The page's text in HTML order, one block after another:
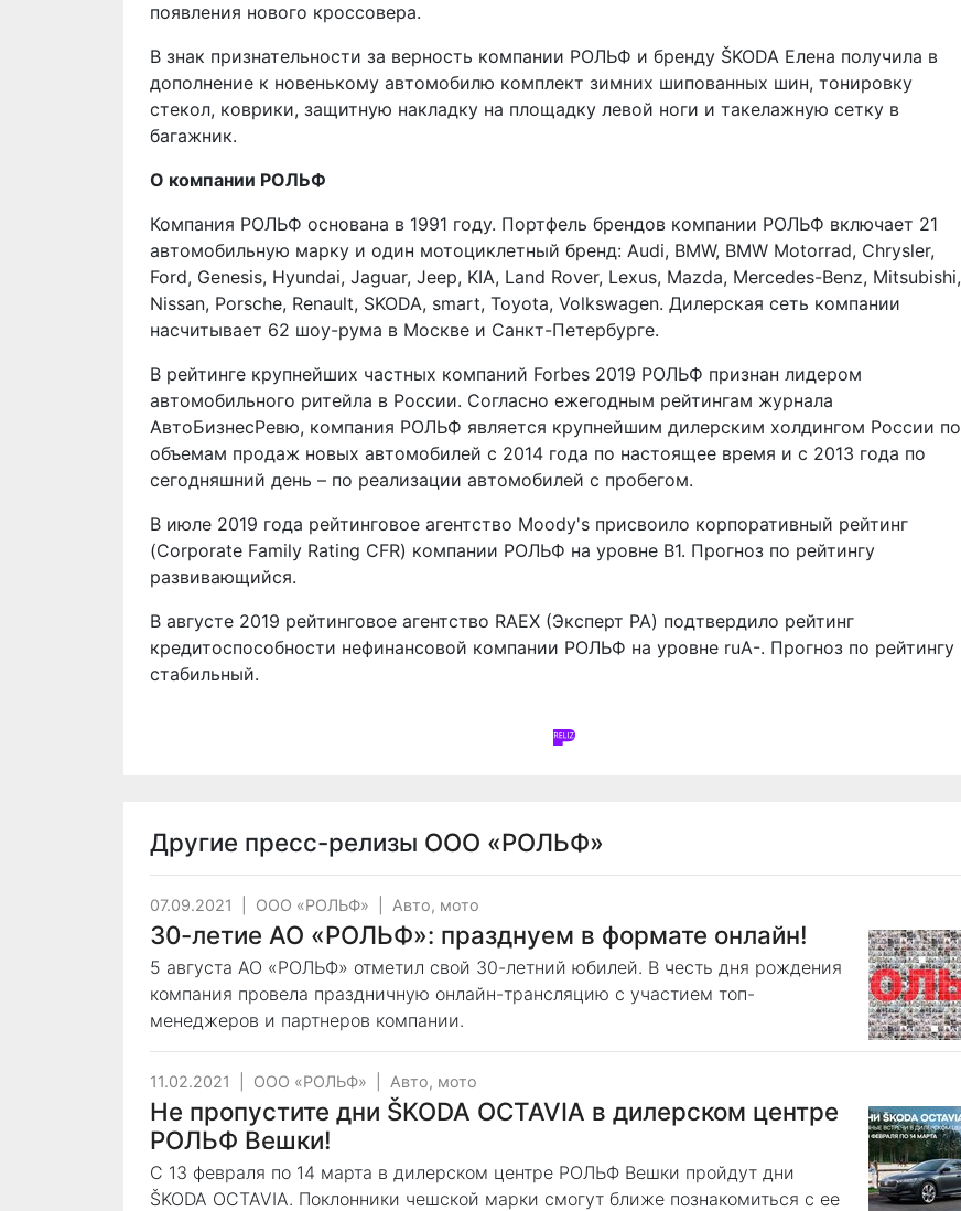
появления нового кроссовера.
В знак признательности за верность компании РОЛЬФ и бренду ŠKODA Елена получила в
дополнение к новенькому автомобилю комплект зимних шипованных шин, тонировку
стекол, коврики, защитную накладку на площадку левой ноги и такелажную сетку в
багажник.
О компании РОЛЬФ
Компания РОЛЬФ основана в 1991 году. Портфель брендов компании РОЛЬФ включает 21
автомобильную марку и один мотоциклетный бренд: Audi, BMW, BMW Motorrad, Chrysler,
Ford, Genesis, Hyundai, Jaguar, Jeep, KIA, Land Rover, Lexus, Mazda, Mercedes-Benz, Mitsubishi,
Nissan, Porsche, Renault, SKODA, smart, Toyota, Volkswagen. Дилерская сеть компании
насчитывает 62 шоу-рума в Москве и Санкт-Петербурге.
В рейтинге крупнейших частных компаний Forbes 2019 РОЛЬФ признан лидером
автомобильного ритейла в России. Согласно ежегодным рейтингам журнала
АвтоБизнесРевю, компания РОЛЬФ является крупнейшим дилерским холдингом России по
объемам продаж новых автомобилей с 2014 года по настоящее время и с 2013 года по
сегодняшний день – по реализации автомобилей с пробегом.
В июле 2019 года рейтинговое агентство Moody's присвоило корпоративный рейтинг
(Corporate Family Rating CFR) компании РОЛЬФ на уровне B1. Прогноз по рейтингу
развивающийся.
В августе 2019 рейтинговое агентство RAEX (Эксперт РА) подтвердило рейтинг
кредитоспособности нефинансовой компании РОЛЬФ на уровне ruA-. Прогноз по рейтингу
стабильный.
Другие пресс-релизы ООО «РОЛЬФ»
07.09.2021 ООО «РОЛЬФ» Авто, мото
30-летие АО «РОЛЬФ»: празднуем в формате онлайн!
5 августа АО «РОЛЬФ» отметил свой 30-летний юбилей. В честь дня рождения
компания провела праздничную онлайн-трансляцию с участием топ-
менеджеров и партнеров компании.
11.02.2021 ООО «РОЛЬФ» Авто, мото
Не пропустите дни ŠKODA OCTAVIA в дилерском центре
РОЛЬФ Вешки!
С 13 февраля по 14 марта в дилерском центре РОЛЬФ Вешки пройдут дни
ŠKODA OCTAVIA. Поклонники чешской марки смогут ближе познакомиться с ее